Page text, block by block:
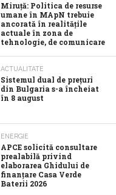
Miruță: Politica de resurse
umane în MApN trebuie
ancorată în realitățile
actuale în zona de
tehnologie, de comunicare
ACTUALITATE
Sistemul dual de prețuri
din Bulgaria s-a încheiat
în 8 august
ENERGIE
APCE solicită consultare
prealabilă privind
elaborarea Ghidului de
finanțare Casa Verde
Baterii 2026